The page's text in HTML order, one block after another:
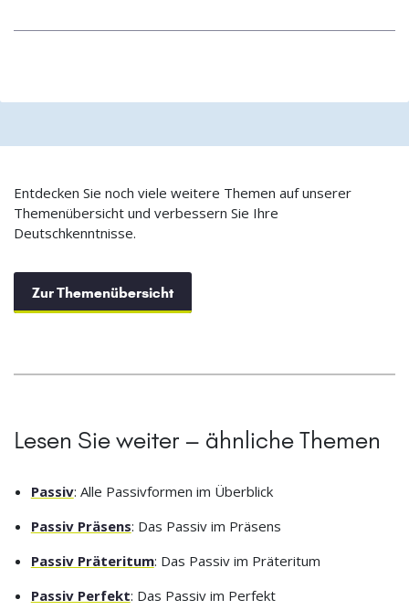
Entdecken Sie noch viele weitere Themen auf unserer
Themenübersicht und verbessern Sie Ihre
Deutschkenntnisse.
Zur Themenübersicht
Lesen Sie weiter – ähnliche Themen
Passiv: Alle Passivformen im Überblick
Passiv Präsens: Das Passiv im Präsens
Passiv Präteritum: Das Passiv im Präteritum
Passiv Perfekt: Das Passiv im Perfekt